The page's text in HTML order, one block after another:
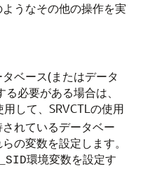
うなその他の操作を実
ベース(またはデータ
必要がある場合は、
して、SRVCTLの使用
れているデータベー
の変数を設定します。
環境変数を設定す